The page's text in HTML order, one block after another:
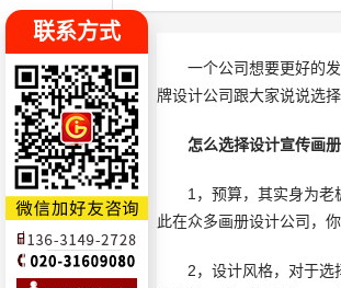
一个公司想要更好的发
牌设计公司跟大家说说选
怎么选择设计宣传画
1，预算，其实身为老板
此在众多画册设计公司，
2，设计风格，对于选择
联系方式